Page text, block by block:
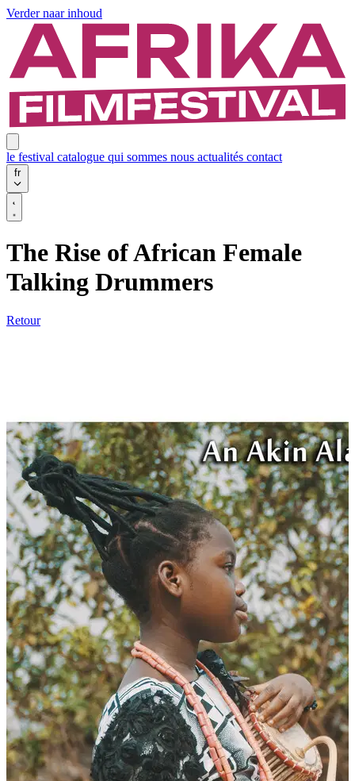
Verder naar inhoud
le festival catalogue qui sommes nous actualités contact
fr
The Rise of African Female
Talking Drummers
Retour